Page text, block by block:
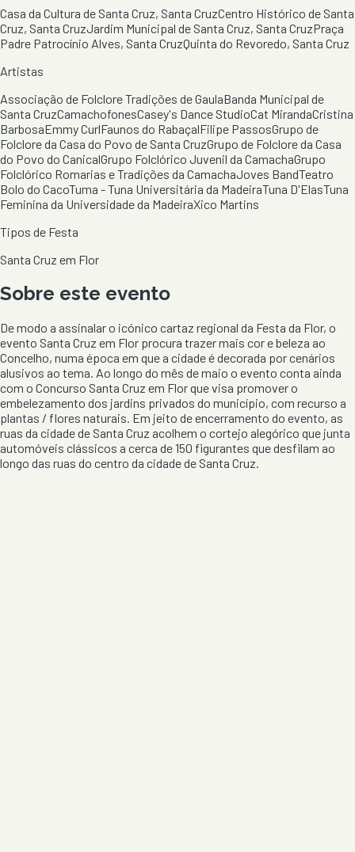
Casa da Cultura de Santa Cruz, Santa CruzCentro Histórico de Santa
Cruz, Santa CruzJardim Municipal de Santa Cruz, Santa CruzPraça
Padre Patrocínio Alves, Santa CruzQuinta do Revoredo, Santa Cruz
Artistas
Associação de Folclore Tradições de GaulaBanda Municipal de
Santa CruzCamachofonesCasey's Dance StudioCat MirandaCristina
BarbosaEmmy CurlFaunos do RabaçalFilipe PassosGrupo de
Folclore da Casa do Povo de Santa CruzGrupo de Folclore da Casa
do Povo do CanicalGrupo Folclórico Juvenil da CamachaGrupo
Folclórico Romarias e Tradições da CamachaJoves BandTeatro
Bolo do CacoTuma - Tuna Universitária da MadeiraTuna D'ElasTuna
Feminina da Universidade da MadeiraXico Martins
Tipos de Festa
Santa Cruz em Flor
Sobre este evento
De modo a assinalar o icónico cartaz regional da Festa da Flor, o
evento Santa Cruz em Flor procura trazer mais cor e beleza ao
Concelho, numa época em que a cidade é decorada por cenários
alusivos ao tema. Ao longo do mês de maio o evento conta ainda
com o Concurso Santa Cruz em Flor que visa promover o
embelezamento dos jardins privados do município, com recurso a
plantas / flores naturais. Em jeito de encerramento do evento, as
ruas da cidade de Santa Cruz acolhem o cortejo alegórico que junta
automóveis clássicos a cerca de 150 figurantes que desfilam ao
longo das ruas do centro da cidade de Santa Cruz.